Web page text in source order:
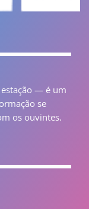
— é um
se
os ouvintes.